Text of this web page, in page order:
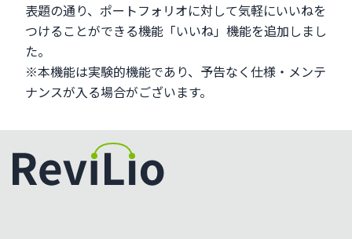
表題の通り、ポートフォリオに対して気軽にいいねを
つけることができる機能「いいね」機能を追加しまし
た。
※本機能は実験的機能であり、予告なく仕様・メンテ
ナンスが入る場合がございます。